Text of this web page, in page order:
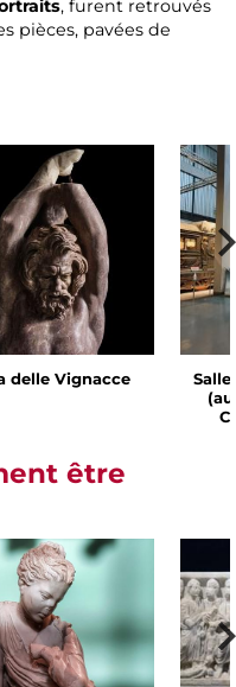
, furent retrouvés
pièces, pavées de
delle Vignacce
Salle
être